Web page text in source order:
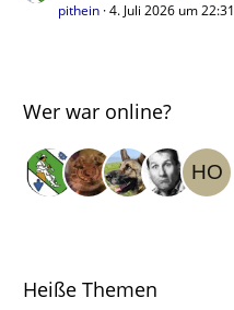
pithein 4. Juli 2026 um 22:31
Wer war online?
Heiße Themen